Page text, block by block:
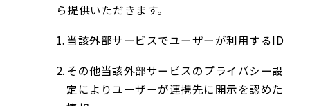
ら提供いただきます。
当該外部サービスでユーザーが利用するID
その他当該外部サービスのプライバシー設
定によりユーザーが連携先に開示を認めた